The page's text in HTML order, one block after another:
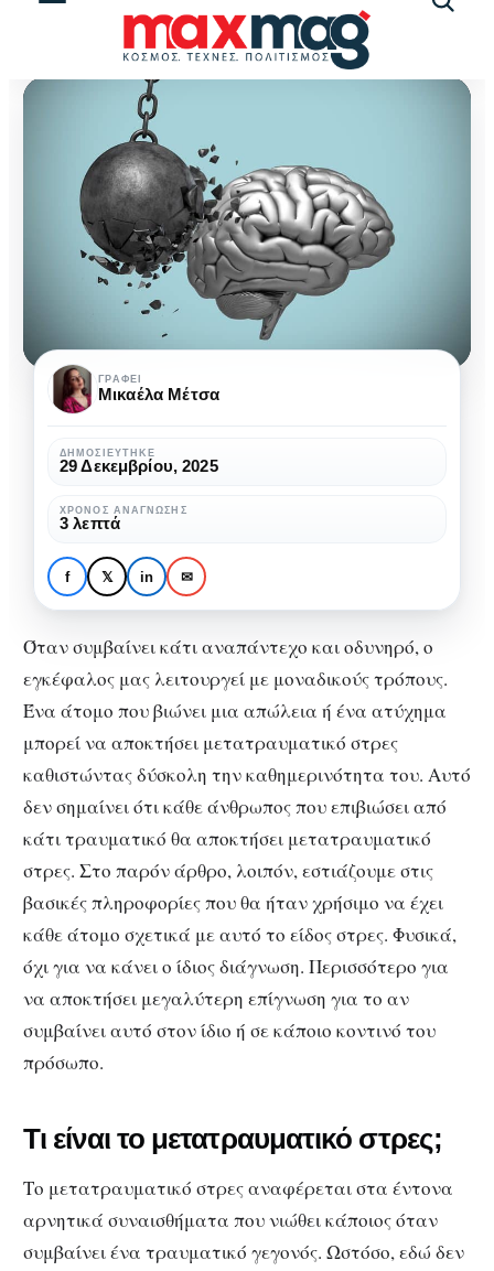
ΚΟΙΝΩΝΙΚΉ ΨΥΧΟΛΟΓΊΑ
Μετατραυματικό Στρες:
όλα όσα πρέπει να
γνωρίζουμε
Μετατραυματικό
Στρες:
όλα
όσα
πρέπει
γνωρίζουμε
ΓΡΆΦΕΙ
Μικαέλα Μέτσα
ΔΗΜΟΣΙΕΎΤΗΚΕ
29 Δεκεμβρίου, 2025
ΧΡΌΝΟΣ ΑΝΆΓΝΩΣΗΣ
3 λεπτά
f 𝕏 in ✉
Όταν συμβαίνει κάτι αναπάντεχο και οδυνηρό, ο
εγκέφαλος μας λειτουργεί με μοναδικούς τρόπους.
Ένα άτομο που βιώνει μια απώλεια ή ένα ατύχημα
μπορεί να αποκτήσει μετατραυματικό στρες
καθιστώντας δύσκολη την καθημερινότητα του. Αυτό
δεν σημαίνει ότι κάθε άνθρωπος που επιβιώσει από
κάτι τραυματικό θα αποκτήσει μετατραυματικό
στρες. Στο παρόν άρθρο, λοιπόν, εστιάζουμε στις
βασικές πληροφορίες που θα ήταν χρήσιμο να έχει
κάθε άτομο σχετικά με αυτό το είδος στρες. Φυσικά,
όχι για να κάνει ο ίδιος διάγνωση. Περισσότερο για
να αποκτήσει μεγαλύτερη επίγνωση για το αν
συμβαίνει αυτό στον ίδιο ή σε κάποιο κοντινό του
πρόσωπο.
Τι είναι το μετατραυματικό στρες;
Το μετατραυματικό στρες αναφέρεται στα έντονα
αρνητικά συναισθήματα που νιώθει κάποιος όταν
συμβαίνει ένα τραυματικό γεγονός. Ωστόσο, εδώ δεν